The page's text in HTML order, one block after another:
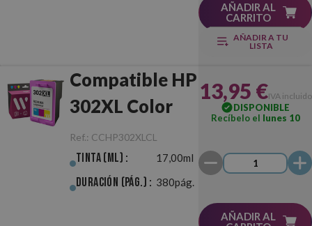
AÑADIR AL
CARRITO
AÑADIR A TU
LISTA
Compatible HP
302XL Color
Ref.: CCHP302XLCL
Tinta (ml) : 17,00ml
Duración (pág.) : 380pág.
13,95 €IVA incluido
DISPONIBLE
Recíbelo el lunes 10
AÑADIR AL